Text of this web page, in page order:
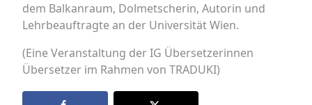
dem Balkanraum, Dolmetscherin, Autorin und
Lehrbeauftragte an der Universität Wien.
(Eine Veranstaltung der IG Übersetzerinnen
Übersetzer im Rahmen von TRADUKI)